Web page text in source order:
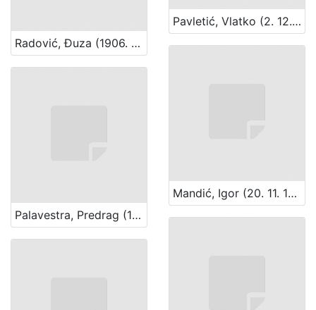
Radović, Đuza (1906. – 1989.)
Pavletić, Vlatko (2. 12. 1930. – 19. 09. 2007.)
Palavestra, Predrag (14. 06. 1930. – 19. 08. 2014.)
Mandić, Igor (20. 11. 1939.)